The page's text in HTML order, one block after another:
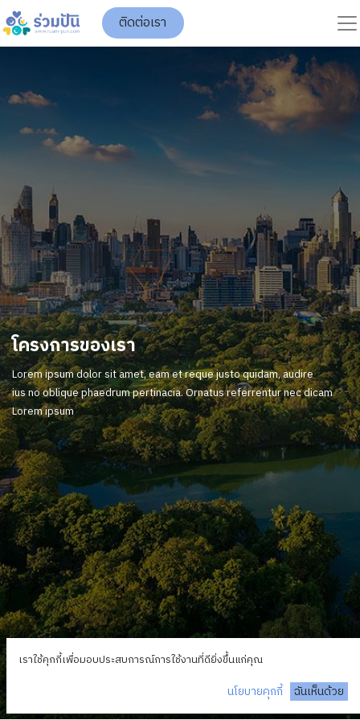
ติดต่อเรา
โครงการของเรา
Lorem ipsum dolor sit amet, eam et reque justo quidam, audire
ius no oblique phaedrum pertinacia. Ornatus referrentur nec dicam
Lorem ipsum
เราใช้คุกกี้เพื่อมอบประสบการณ์การใช้งานที่ดียิ่งขึ้นแก่คุณ
นโยบายคุกกี้ ฉันเห็นด้วย